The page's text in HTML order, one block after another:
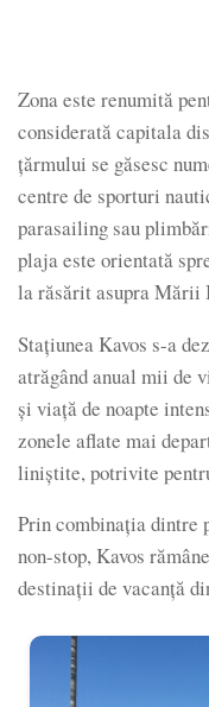
Zona este renumită
considerată capitala
țărmului se găsesc
centre de sporturi
parasailing sau
plaja este orientată
la răsărit asupra Mării
Stațiunea Kavos s-a
atrăgând anual mii de
și viață de noapte
zonele aflate mai
liniștite, potrivite
Prin combinația dintre
non-stop, Kavos
destinații de vacanță